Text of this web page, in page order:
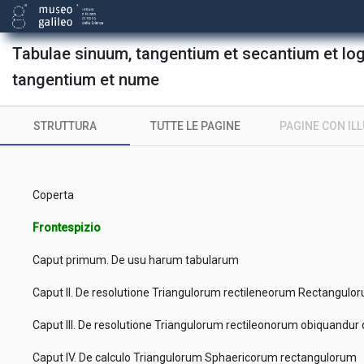
Tabulae sinuum, tangentium et secantium et
tangentium et nume
STRUTTURA TUTTE LE PAGINE PAGINE CON
Coperta
Frontespizio
Caput primum. De usu harum tabularum
Caput II. De resolutione Triangulorum rectileneorum
Caput III. De resolutione Triangulorum rectileonorum
Caput IV. De calculo Triangulorum Sphaericorum rectangulorum